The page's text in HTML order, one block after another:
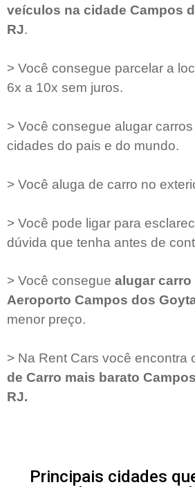
veículos na cidade Campos
RJ.
> Você consegue parcelar a
6x a 10x sem juros.
> Você consegue alugar
cidades do pais e do mundo.
> Você aluga de carro no
> Você pode ligar para
dúvida que tenha antes de
> Você consegue alugar carro
Aeroporto Campos dos
menor preço.
> Na Rent Cars você encontra
de Carro mais barato
RJ.
Principais cidades